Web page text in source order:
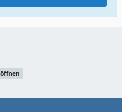
öffnen